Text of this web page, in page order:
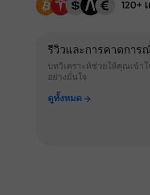
120+
รีวิวและการคาดการ
บทวิเคราะห์ช่วยให้คุณเข้าใ
อย่างมั่นใจ
ดูทั้งหมด